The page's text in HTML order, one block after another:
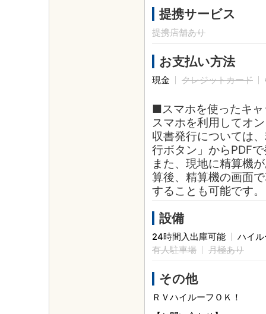
提携サービス
提携店舗あり
お支払い方法
現金 クレジットカード
■スマホを使ったキ
スマホを利用してオ
収書発行については
行ボタン」からPDF
また、現地に精算機
算後、精算機の画面
することも可能です。
設備
24時間入出庫可能
ハイ
有人駐車場
月極あり
その他
ＲＶハイルーフＯＫ！